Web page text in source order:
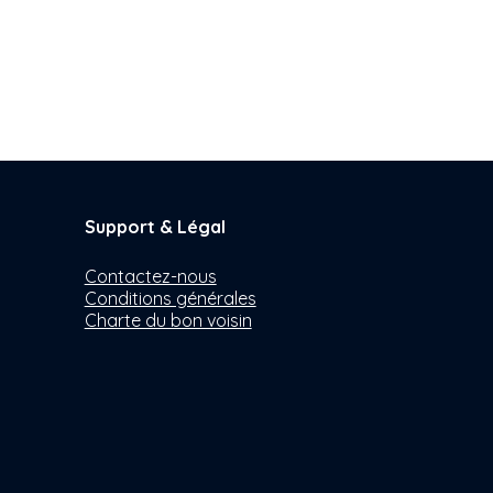
Support & Légal
Contactez-nous
Conditions générales
Charte du bon voisin